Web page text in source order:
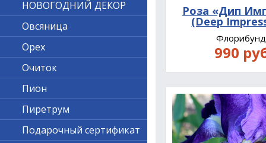
Роза «Дип
(Deep
990
НОВОГОДНИЙ ДЕКОР
Овсяница
Орех
Очиток
Пион
Пиретрум
Подарочный сертификат